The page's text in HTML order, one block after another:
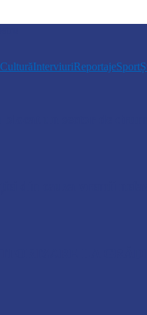
CulturăInterviuriReportajeSport